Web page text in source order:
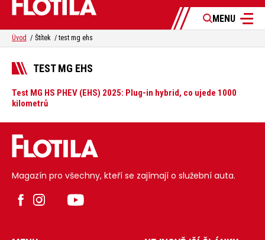
MENU
Úvod Štítek test mg ehs
TEST MG EHS
Test MG HS PHEV (EHS) 2025: Plug-in hybrid, co ujede 1000
kilometrů
Magazín pro všechny, kteří se zajímají o služební auta.